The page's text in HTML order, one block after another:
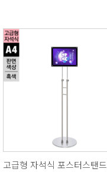
고급형 자석식 포스터스탠드